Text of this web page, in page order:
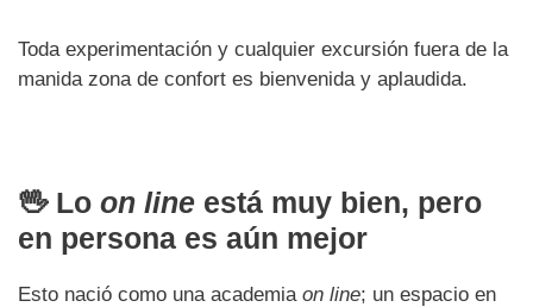
Toda experimentación y cualquier excursión fuera de la
manida zona de confort es bienvenida y aplaudida.
🖖 Lo on line está muy bien, pero
en persona es aún mejor
Esto nació como una academia on line; un espacio en